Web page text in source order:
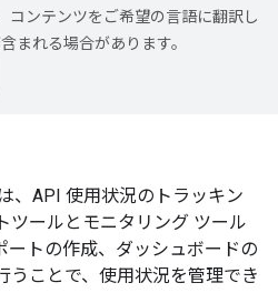
コンテンツをご希望の言語に翻訳し
まれる場合があります。
、API 使用状況のトラッキン
ツールとモニタリング ツール
ートの作成、ダッシュボードの
うことで、使用状況を管理でき